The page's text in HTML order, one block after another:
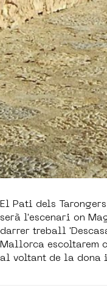
El Pati dels
serà l'escenari on
darrer treball
Mallorca escoltarem
al voltant de la dona